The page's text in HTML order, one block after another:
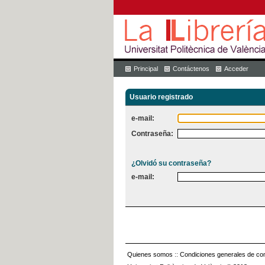
Principal Contáctenos Acceder
Usuario registrado
e-mail:
Contraseña:
¿Olvidó su contraseña?
e-mail:
Quienes somos :: Condiciones generales de